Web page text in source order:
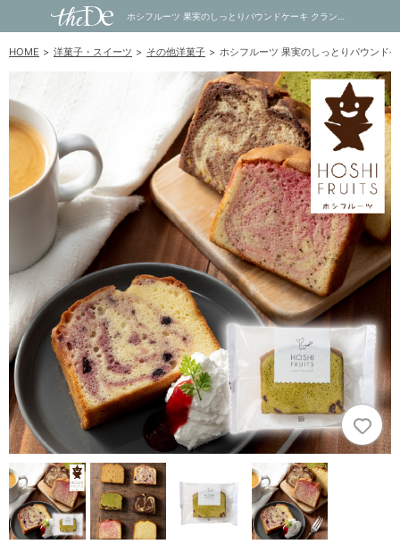
HOME 洋菓子・スイーツ その他洋菓子 ホシフルーツ 果実のしっとりパウンド